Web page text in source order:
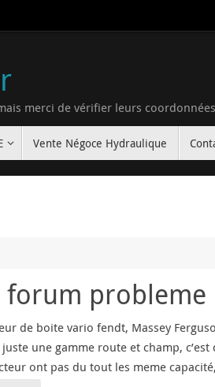
merci de vérifier leurs
Vente Négoce Hydraulique
probleme
de boite vario fendt, Massey
une gamme route et champ,
ont pas du tout les meme